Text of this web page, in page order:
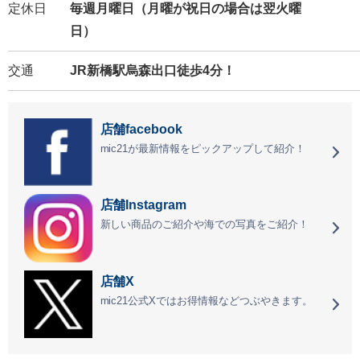
定休日
毎週月曜日（月曜が祝日の場合は翌火曜
日）
交通 JR新橋駅烏森出口徒歩4分！
店舗facebook
mic21が最新情報をピックアップして紹介！
店舗Instagram
新しい商品のご紹介や海での写真をご紹介！
店舗X
mic21公式Xではお得情報などつぶやきます。